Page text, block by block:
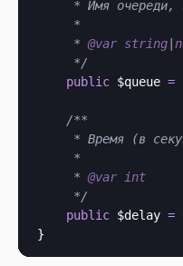
* Имя очереди,
     *
     *
@var string
     */
public $queue =
/**
* Время (в
     *
     *
@var int
     */
public $delay =